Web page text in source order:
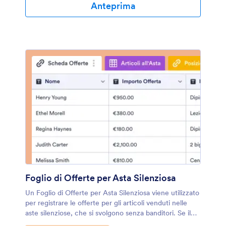
cartolina per scegliere come visualizzare le tue
modificando i nomi delle etichette e aggiungendo o
rimuovendo righe per ottenere esattamente il design
che desideri. E se desideri sommare i totali per
calcolare i ricavi, fallo automaticamente con la
funzione di calcolo istantaneo di Jotform! Non importa
per cosa stai raccogliendo e confrontando le offerte,
gestisci le informazioni sulle offerte online con questo
Modello di Confronto delle Offerte gratuito.
Anteprima
Foglio di Offerte per Asta Silenziosa
Un Foglio di Offerte per Asta Silenziosa viene utilizzato
per registrare le offerte per gli articoli venduti nelle
aste silenziose, che si svolgono senza banditori. Se il
tuo ente di beneficenza sta pianificando di ospitare